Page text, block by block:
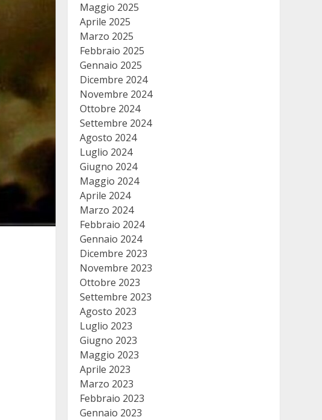
Maggio 2025
Aprile 2025
Marzo 2025
Febbraio 2025
Gennaio 2025
Dicembre 2024
Novembre 2024
Ottobre 2024
Settembre 2024
Agosto 2024
Luglio 2024
Giugno 2024
Maggio 2024
Aprile 2024
Marzo 2024
Febbraio 2024
Gennaio 2024
Dicembre 2023
Novembre 2023
Ottobre 2023
Settembre 2023
Agosto 2023
Luglio 2023
Giugno 2023
Maggio 2023
Aprile 2023
Marzo 2023
Febbraio 2023
Gennaio 2023